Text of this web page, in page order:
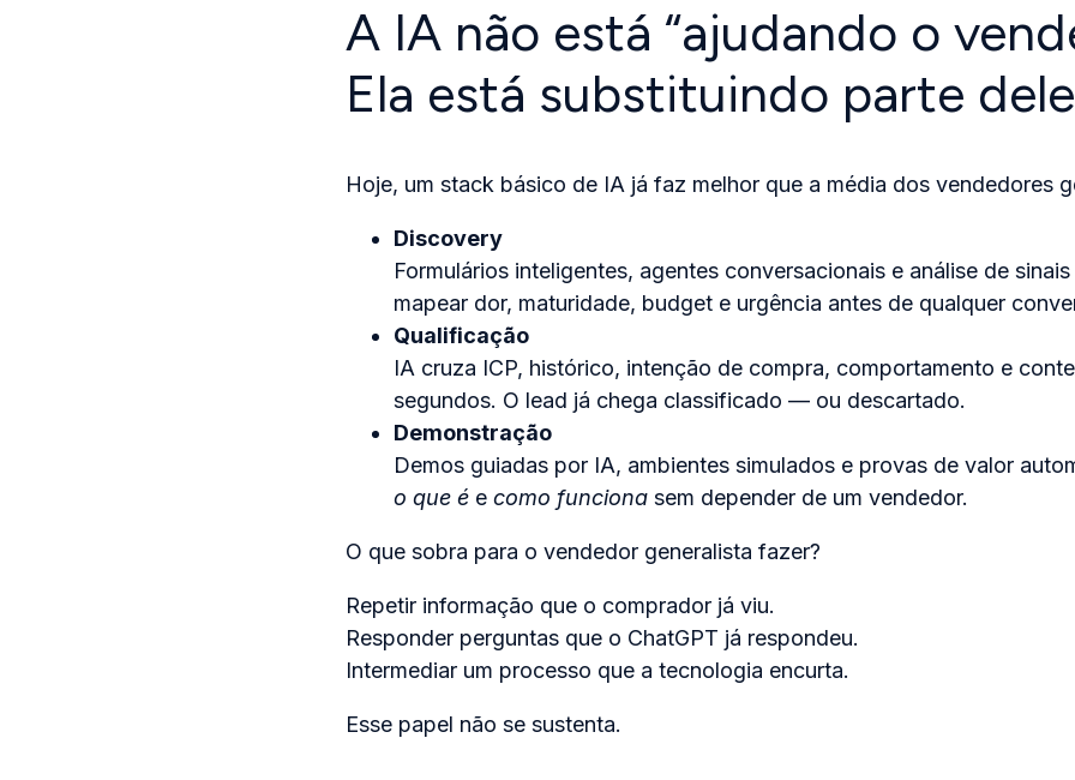
A IA não está “ajudando o
Ela está substituindo parte
Hoje, um stack básico de IA já faz melhor que a média dos vendedores
Discovery
Formulários inteligentes, agentes conversacionais e análise de
mapear dor, maturidade, budget e urgência antes de qualquer
Qualificação
IA cruza ICP, histórico, intenção de compra, comportamento e
segundos. O lead já chega classificado — ou descartado.
Demonstração
Demos guiadas por IA, ambientes simulados e provas de valor
o que é e como funciona sem depender de um vendedor.
O que sobra para o vendedor generalista fazer?
Repetir informação que o comprador já viu.
Responder perguntas que o ChatGPT já respondeu.
Intermediar um processo que a tecnologia encurta.
Esse papel não se sustenta.